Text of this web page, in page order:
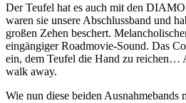
Der Teufel hat es auch mit den
waren sie unsere Abschlussband und
großen Zehen beschert.
eingängiger Roadmovie-Sound. Das
ein, dem Teufel die Hand zu reichen…
walk away.
Wie nun diese beiden Ausnahmebands